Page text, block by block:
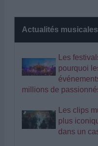
Actualités musicales
Les
pourquoi
millions de
Les clips
plus
dans un